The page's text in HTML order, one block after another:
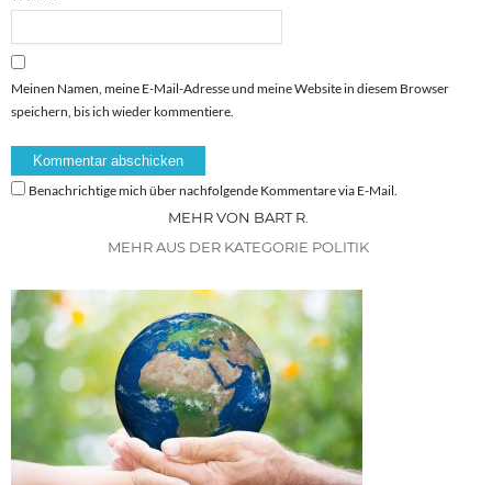
Meinen Namen, meine E-Mail-Adresse und meine Website in diesem Browser
speichern, bis ich wieder kommentiere.
Benachrichtige mich über nachfolgende Kommentare via E-Mail.
MEHR VON BART R.
MEHR AUS DER KATEGORIE POLITIK